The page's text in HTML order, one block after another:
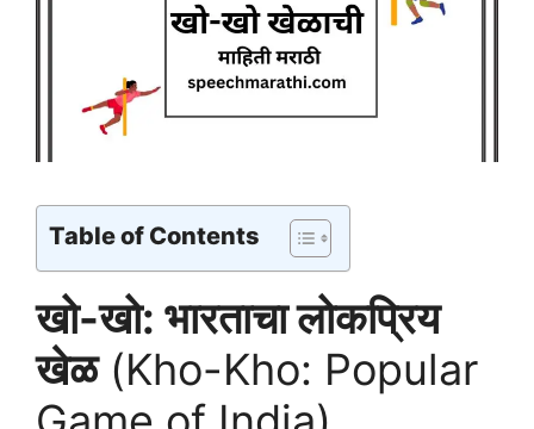
Table of Contents
खो-खो: भारताचा लोकप्रिय
खेळ(Kho-Kho: Popular